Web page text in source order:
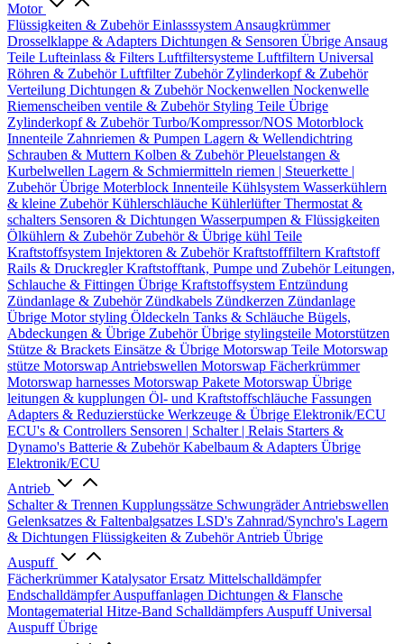
Motor
Flüssigkeiten & ZubehörEinlasssystem Ansaugkrümmer
Drosselklappe & Adapters Dichtungen & Sensoren Übrige Ansaug
Teile Lufteinlass & Filters Luftfiltersysteme Luftfiltern Universal
Röhren & ZubehörLuftfilter Zubehör Zylinderkopf & Zubehör
Verteilung Dichtungen & ZubehörNockenwellen Nockenwelle
Riemenscheiben ventile & Zubehör Styling Teile Übrige
Zylinderkopf & ZubehörTurbo/Kompressor/NOS Motorblock
Innenteile Zahnriemen & Pumpen Lagern & Wellendichtring
Schrauben & Muttern Kolben & ZubehörPleuelstangen &
Kurbelwellen Lagern & Schmiermitteln riemen | Steuerkette |
ZubehörÜbrige Moterblock Innenteile Kühlsystem Wasserkühlern
& kleine ZubehörKühlerschläuche KühlerlüfterThermostat &
schalters Sensoren & Dichtungen Wasserpumpen & Flüssigkeiten
Ölkühlern & Zubehör Zubehör & Übrige kühl Teile
Kraftstoffsystem Injektoren & ZubehörKraftstofffiltern Kraftstoff
Rails & DruckreglerKraftstofftank, Pumpe und ZubehörLeitungen,
Schlauche & Fittingen Übrige Kraftstoffsystem Entzündung
Zündanlage & Zubehör Zündkabels Zündkerzen Zündanlage
Übrige Motor styling Öldeckeln Tanks & Schläuche Bügels,
Abdeckungen & Übrige ZubehörÜbrige stylingsteile Motorstützen
Stütze & Brackets Einsätze & Übrige Motorswap Teile Motorswap
stütze Motorswap Antriebswellen Motorswap Fächerkrümmer
Motorswap harnesses Motorswap Pakete Motorswap Übrige
leitungen & kupplungen Öl- und Kraftstoffschläuche Fassungen
Adapters & Reduzierstücke Werkzeuge & Übrige Elektronik/ECU
ECU's & Controllers Sensoren | Schalter | Relais Starters &
Dynamo's Batterie & ZubehörKabelbaum & Adapters Übrige
Elektronik/ECU
Antrieb
Schalter & Trennen Kupplungssätze SchwungräderAntriebswellen
Gelenksatzes & Faltenbalgsatzes LSD's Zahnrad/Synchro's Lagern
& Dichtungen Flüssigkeiten & ZubehörAntrieb Übrige
Auspuff
FächerkrümmerKatalysator Ersatz Mittelschalldämpfer
EndschalldämpferAuspuffanlagen Dichtungen & Flansche
Montagematerial Hitze-Band Schalldämpfers Auspuff Universal
Auspuff Übrige